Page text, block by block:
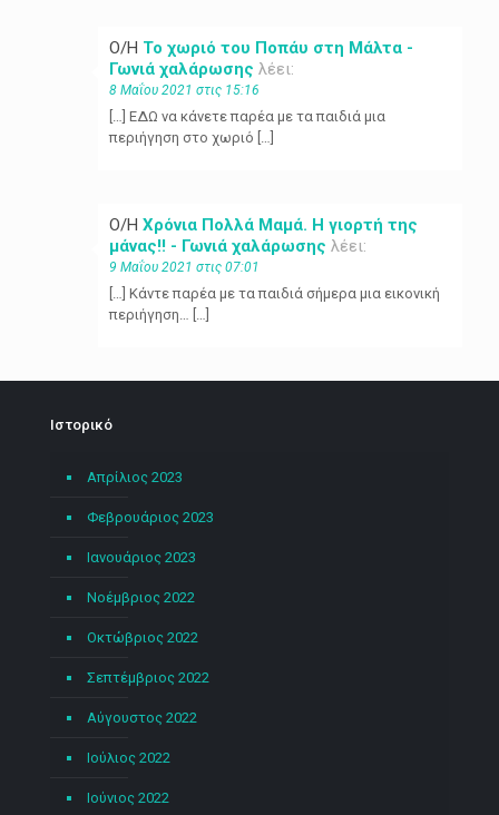
Ο/Η Το χωριό του Ποπάυ στη Μάλτα -
Γωνιά χαλάρωσης λέει:
8 Μαΐου 2021 στις 15:16
[…] ΕΔΩ να κάνετε παρέα με τα παιδιά μια
περιήγηση στο χωριό […]
Ο/Η Χρόνια Πολλά Μαμά. Η γιορτή της
μάνας!! - Γωνιά χαλάρωσης λέει:
9 Μαΐου 2021 στις 07:01
[…] Κάντε παρέα με τα παιδιά σήμερα μια εικονική
περιήγηση… […]
Ιστορικό
Απρίλιος 2023
Φεβρουάριος 2023
Ιανουάριος 2023
Νοέμβριος 2022
Οκτώβριος 2022
Σεπτέμβριος 2022
Αύγουστος 2022
Ιούλιος 2022
Ιούνιος 2022